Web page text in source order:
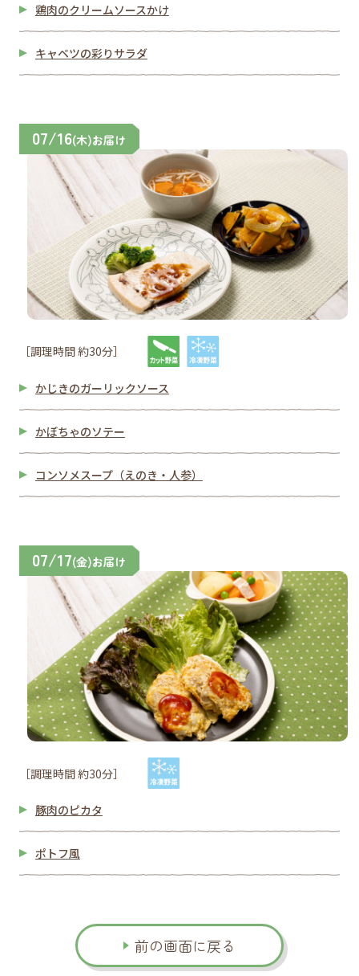
鶏肉のクリームソースかけ
キャベツの彩りサラダ
07/16(木)お届け
［調理時間 約30分］
かじきのガーリックソース
かぼちゃのソテー
コンソメスープ（えのき・人参）
07/17(金)お届け
［調理時間 約30分］
豚肉のピカタ
ポトフ風
前の画面に戻る